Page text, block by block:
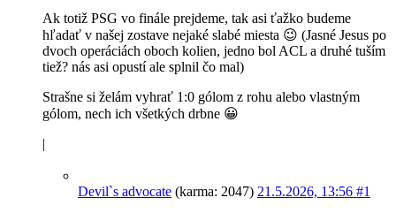
Ak totiž PSG vo finále prejdeme, tak asi ťažko budeme
hľadať v našej zostave nejaké slabé miesta 😉 (Jasné Jesus po
dvoch operáciách oboch kolien, jedno bol ACL a druhé tuším
tiež? nás asi opustí ale splnil čo mal)
Strašne si želám vyhrať 1:0 gólom z rohu alebo vlastným
gólom, nech ich všetkých drbne 😀
|
Devil`s advocate (karma: 2047) 21.5.2026, 13:56 #1